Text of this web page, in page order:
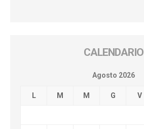
CALENDARIO
Agosto 2026
L M M G V